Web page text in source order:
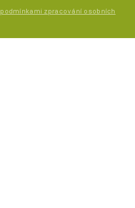
podmínkami zpracování osobních